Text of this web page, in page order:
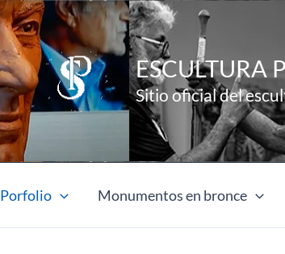
ESCULTURA
Sitio oficial del
Porfolio Monumentos en bronce